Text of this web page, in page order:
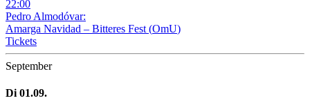
22:00
Pedro Almodóvar:
Amarga Navidad – Bitteres Fest (OmU)
Tickets
September
Di 01.09.